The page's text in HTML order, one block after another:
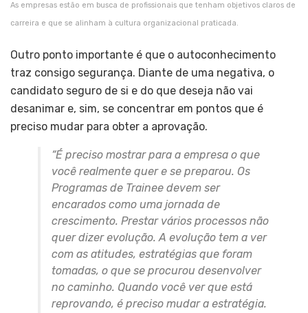
As empresas estão em busca de profissionais que tenham objetivos claros de
carreira e que se alinham à cultura organizacional praticada.
Outro ponto importante é que o autoconhecimento
traz consigo segurança. Diante de uma negativa, o
candidato seguro de si e do que deseja não vai
desanimar e, sim, se concentrar em pontos que é
preciso mudar para obter a aprovação.
“É preciso mostrar para a empresa o que
você realmente quer e se preparou. Os
Programas de Trainee devem ser
encarados como uma jornada de
crescimento. Prestar vários processos não
quer dizer evolução. A evolução tem a ver
com as atitudes, estratégias que foram
tomadas, o que se procurou desenvolver
no caminho. Quando você ver que está
reprovando, é preciso mudar a estratégia.